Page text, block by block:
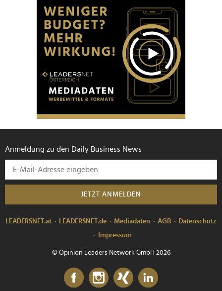
Anmeldung zu den Daily Business News
JETZT ANMELDEN
LEADERSNET.at LEADERSNET.de Mediadaten AGB
Datenschutz
Impressum
© Opinion Leaders Network GmbH 2026